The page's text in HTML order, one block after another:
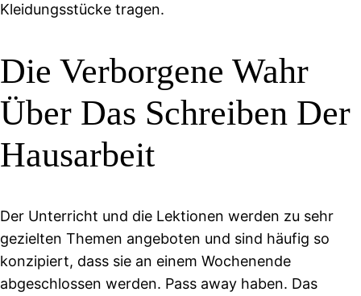
Kleidungsstücke tragen.
Die Verborgene Wahr
Über Das Schreiben Der
Hausarbeit
Der Unterricht und die Lektionen werden zu sehr
gezielten Themen angeboten und sind häufig so
konzipiert, dass sie an einem Wochenende
abgeschlossen werden. Pass away haben. Das